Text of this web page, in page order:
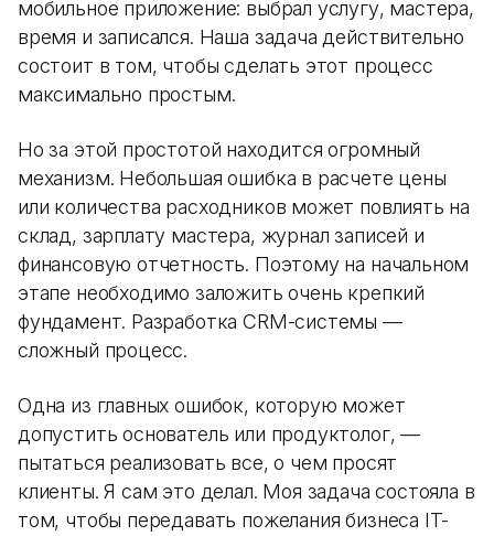
мобильное приложение: выбрал услугу, мастера,
время и записался. Наша задача действительно
состоит в том, чтобы сделать этот процесс
максимально простым.
Но за этой простотой находится огромный
механизм. Небольшая ошибка в расчете цены
или количества расходников может повлиять на
склад, зарплату мастера, журнал записей и
финансовую отчетность. Поэтому на начальном
этапе необходимо заложить очень крепкий
фундамент. Разработка CRM-системы —
сложный процесс.
Одна из главных ошибок, которую может
допустить основатель или продуктолог, —
пытаться реализовать все, о чем просят
клиенты. Я сам это делал. Моя задача состояла в
том, чтобы передавать пожелания бизнеса IT-